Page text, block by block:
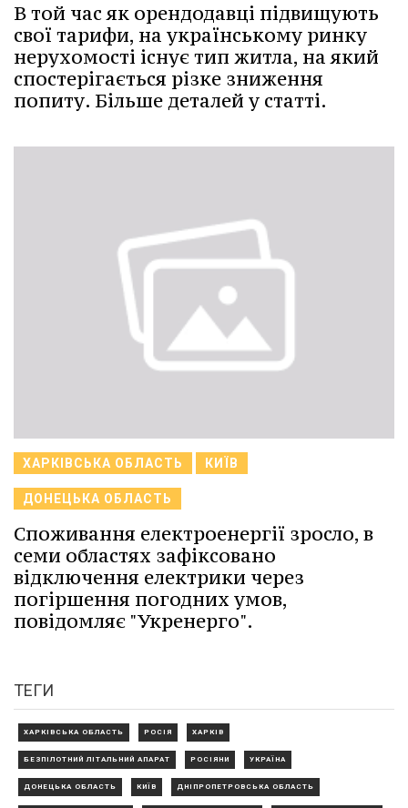
В той час як орендодавці підвищують
свої тарифи, на українському ринку
нерухомості існує тип житла, на який
спостерігається різке зниження
попиту. Більше деталей у статті.
ХАРКІВСЬКА ОБЛАСТЬ КИЇВ
ДОНЕЦЬКА ОБЛАСТЬ
Споживання електроенергії зросло, в
семи областях зафіксовано
відключення електрики через
погіршення погодних умов,
повідомляє "Укренерго".
ТЕГИ
ХАРКІВСЬКА ОБЛАСТЬ РОСІЯ ХАРКІВ
БЕЗПІЛОТНИЙ ЛІТАЛЬНИЙ АПАРАТ РОСІЯНИ УКРАЇНА
ДОНЕЦЬКА ОБЛАСТЬ КИЇВ ДНІПРОПЕТРОВСЬКА ОБЛАСТЬ